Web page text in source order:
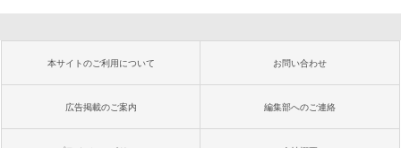
本サイトのご利用について お問い合わせ
広告掲載のご案内 編集部へのご連絡